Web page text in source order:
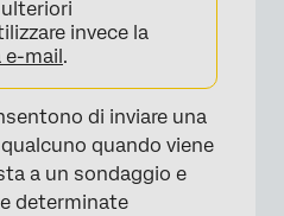
invece la
mail .
di inviare una
quando viene
a un sondaggio e
determinate